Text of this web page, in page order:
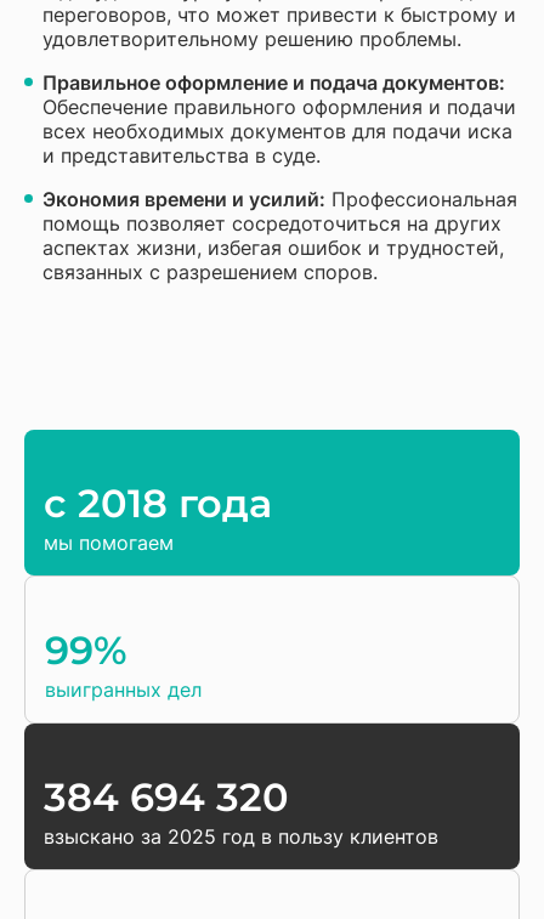
переговоров, что может привести к быстрому и
удовлетворительному решению проблемы.
Правильное оформление и подача документов:
Обеспечение правильного оформления и подачи
всех необходимых документов для подачи иска
и представительства в суде.
Экономия времени и усилий: Профессиональная
помощь позволяет сосредоточиться на других
аспектах жизни, избегая ошибок и трудностей,
связанных с разрешением споров.
c 2018 года
мы помогаем
99%
выигранных дел
384 694 320
взыскано за 2025 год в пользу клиентов